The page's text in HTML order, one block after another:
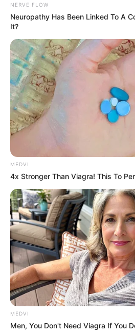
NERVE FLOW
Neuropathy Has Been Linked To A
It?
MEDVI
4x Stronger Than Viagra! This To
MEDVI
Men, You Don't Need Viagra If You